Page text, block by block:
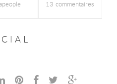
13 commentaires